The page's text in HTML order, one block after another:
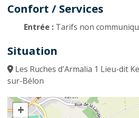
Confort / Services
Entrée : Tarifs non
Situation
Les Ruches d'Armalia 1 Lieu-dit
sur-Bélon
+